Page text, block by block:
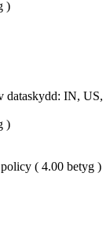
)
dataskydd: IN, US,
)
( 4.00 betyg )